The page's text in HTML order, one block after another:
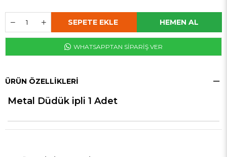
WHATSAPPTAN SİPARİŞ VER
ÜRÜN ÖZELLIKLERI
Metal Düdük ipli 1 Adet